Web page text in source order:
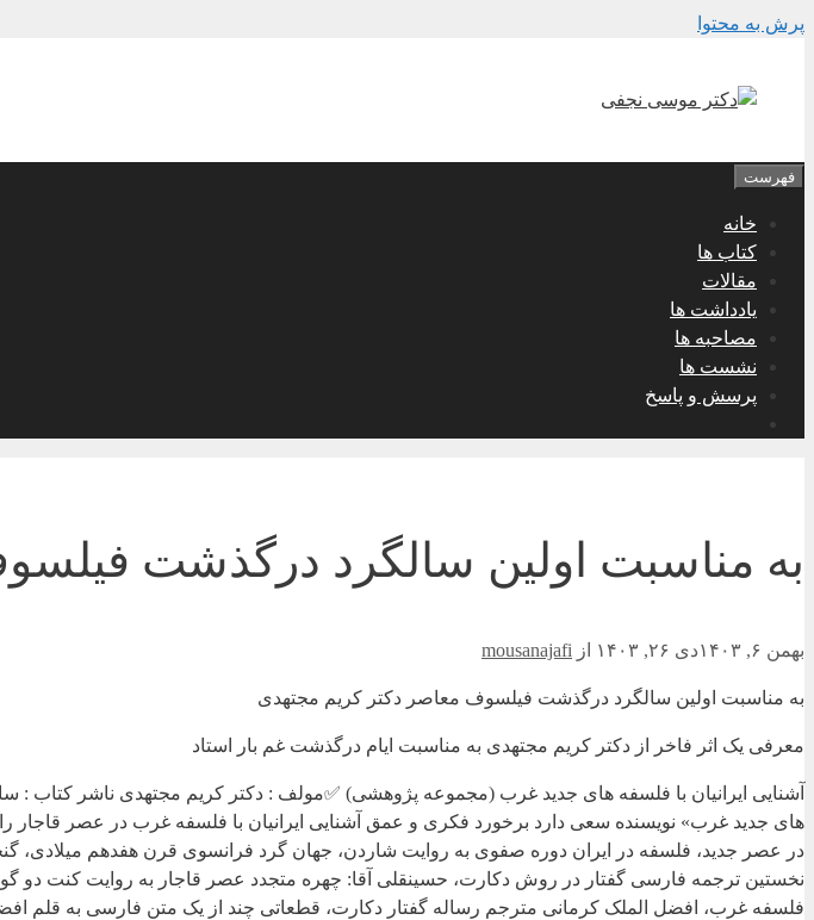
پرش به محتوا
فهرست
خانه
کتاب ها
مقالات
یادداشت ها
مصاحبه ها
نشست ها
پرسش و پاسخ
به مناسبت اولین سالگرد درگذشت
بهمن ۶, ۱۴۰۳ دی ۲۶, ۱۴۰۳ از mousanajafi
به مناسبت اولین سالگرد درگذشت فیلسوف معاصر دکتر کریم مجتهدی
معرفی یک اثر فاخر از دکتر کریم مجتهدی به مناسبت ایام درگذشت غم بار استاد
آشنایی ایرانیان با فلسفه های جدید غرب (مجموعه پژوهشی) ✅مولف : دکتر کریم مجتهدی ناشر کتاب :
های جدید غرب» نویسنده سعی دارد برخورد فکری و عمق آشنایی ایرانیان با فلسفه غرب در عصر
نخستین ترجمه فارسی گفتار در روش دکارت، حسینقلی آقا: چهره متجدد عصر قاجار به روایت کنت دو
فلسفه غرب، افضل الملک کرمانی مترجم رساله گفتار دکارت، قطعاتی چند از یک متن فارسی به قلم